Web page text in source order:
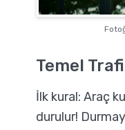
Temel
İlk kural: Araç
durulur!